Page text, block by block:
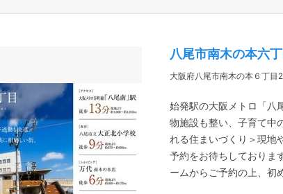
八尾市南木の本六
大阪府八尾市南木の本６丁目
始発駅の大阪メトロ「八
物施設も整い、子育て中
れる住まいづくり＞現地
予約をお待ちしておりま
ームからご予約の上、初